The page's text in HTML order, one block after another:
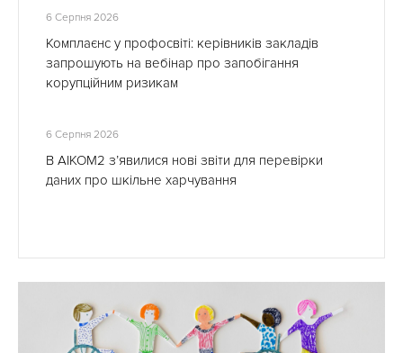
6 Серпня 2026
Комплаєнс у профосвіті: керівників закладів
запрошують на вебінар про запобігання
корупційним ризикам
6 Серпня 2026
В АІКОМ2 з’явилися нові звіти для перевірки
даних про шкільне харчування